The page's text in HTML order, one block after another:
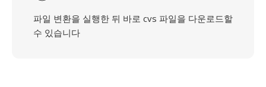
파일 변환을 실행한 뒤 바로 cvs 파일을 다운로드할
수 있습니다